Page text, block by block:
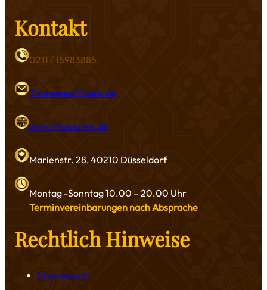
Kontakt
0211 / 15983885
Thansinee1@web.de
www.thansinee.de
Marienstr. 28, 40210 Düsseldorf
Montag -Sonntag 10.00 – 20.00 Uhr
Terminvereinbarungen nach Absprache
Rechtlich Hinweise
Impressum